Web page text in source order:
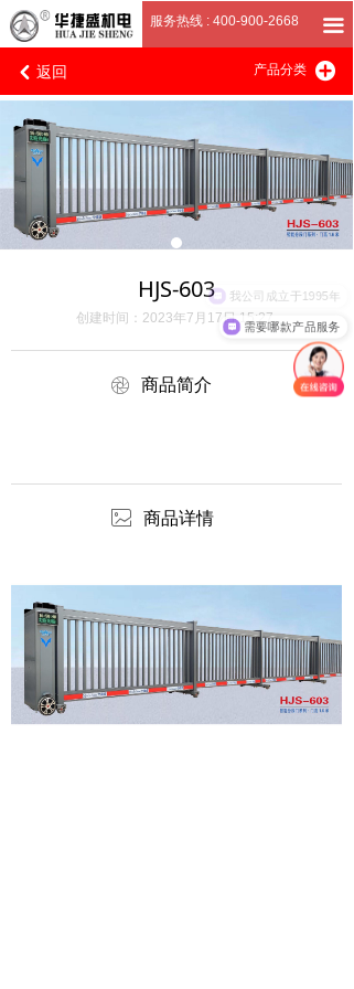
낒 返回 产品分类 끴
服务热线 : 400-900-2668 끀
首页
关于我们
产品展厅
客户案例
招商加盟
HJS-603
商品简介
创建时间： 2023年7月17日 15:27
商品详情
ꁵ
ꂈ
需要哪款产品服务
我公司成立于1995年